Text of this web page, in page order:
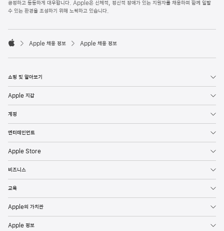
p
l
o
e
공정하고 동등하게 대우합니다. Apple은 신체적, 정신적 장애가 있는 지원자를 채용하며 함께 일할
수 있는 환경을 조성하기 위해 노력하고 있습니다.

p
l
Apple 채용 정보 Apple 채용 정보
쇼핑 및 알아보기
Apple 지갑
계정
엔터테인먼트
Apple Store
비즈니스
교육
Apple의 가치관
Apple 정보